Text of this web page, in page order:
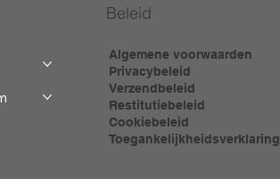
Beleid
Algemene voorwaarden
Privacybeleid
Verzendbeleid
Restitutiebeleid
Cookiebeleid
Toegankelijkheidsverklaring